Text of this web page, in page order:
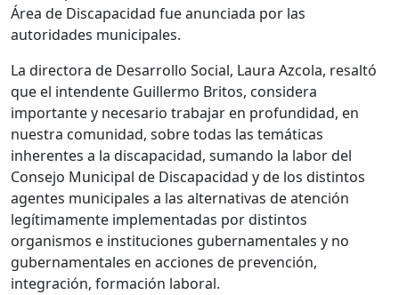
Área de Discapacidad fue anunciada por las
autoridades municipales.
La directora de Desarrollo Social, Laura Azcola, resaltó
que el intendente Guillermo Britos, considera
importante y necesario trabajar en profundidad, en
nuestra comunidad, sobre todas las temáticas
inherentes a la discapacidad, sumando la labor del
Consejo Municipal de Discapacidad y de los distintos
agentes municipales a las alternativas de atención
legítimamente implementadas por distintos
organismos e instituciones gubernamentales y no
gubernamentales en acciones de prevención,
integración, formación laboral.